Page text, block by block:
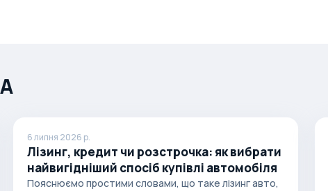
6 липня 2026 р.
Лізинг, кредит чи розстрочка: як вибрати
найвигідніший спосіб купівлі автомобіля
Пояснюємо простими словами, що таке лізинг авто,